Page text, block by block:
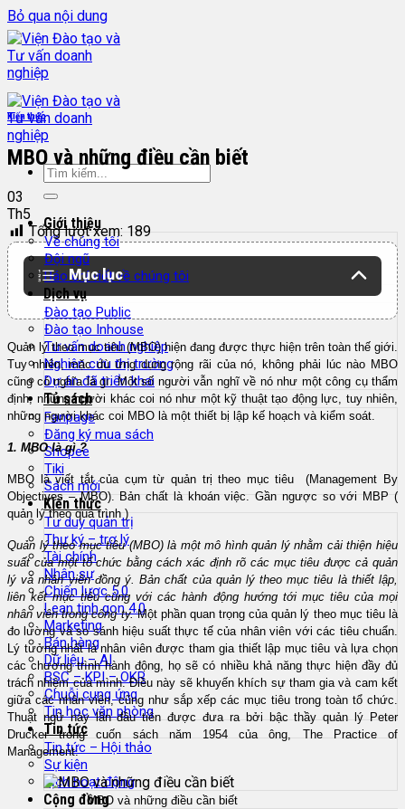
Bỏ qua nội dung
Giới thiệu
Về chúng tôi
Đội ngũ
Báo chí viết về chúng tôi
Dịch vụ
Đào tạo Public
Đào tạo Inhouse
Tư vấn doanh nghiệp
Nghiên cứu thị trường
Dự án đã triển khai
Tủ sách
Fanpage
Đăng ký mua sách
Shopee
Tiki
Sách mới
Kiến thức
Tư duy quản trị
Thư ký – trợ lý
Tài chính
Nhân sự
Chiến lược 5.0
Lean tinh gọn 4.0
Marketing
Bán hàng
Dữ liệu – AI
BSC – KPI – OKR
Chuỗi cung ứng
Tin học văn phòng
Tin tức
Tin tức – Hội thảo
Sự kiện
Lịch hoạt động
Cộng đồng
Kiến thức
MBO và những điều cần biết
03
Th5
Tổng lượt xem: 189
Mục lục
Quản lý theo mục tiêu (MBO) hiện đang được thực hiện trên toàn thế giới.
Tuy nhiên, mặc dù ứng dụng rộng rãi của nó, không phải lúc nào MBO
cũng có nghĩa là gì. Một số người vẫn nghĩ về nó như một công cụ thẩm
định, những người khác coi nó như một kỹ thuật tạo động lực, tuy nhiên,
những người khác coi MBO là một thiết bị lập kế hoạch và kiểm soát.
1. MBO là gì ?
MBO là viết tắt của cụm từ quản trị theo mục tiêu
(Management By
Objectives – MBO). Bản chất là khoán việc. Gần ngược so với MBP (
quản lý theo quá trình )
Quản lý theo mục tiêu (MBO) là một mô hình quản lý nhằm cải thiện hiệu
suất của một tổ chức bằng cách xác định rõ các mục tiêu được cả quản
lý và nhân viên đồng ý.
Bản chất của quản lý theo mục tiêu là thiết lập,
liên kết mục tiêu cùng với các hành động hướng tới mục tiêu của mọi
nhân viên trong công ty.Một phần quan trọng của quản lý theo mục tiêu là
đo lường và so sánh hiệu suất thực tế của nhân viên với các tiêu chuẩn.
Lý tưởng nhất là nhân viên được tham gia thiết lập mục tiêu và lựa chọn
các chương trình hành động, họ sẽ có nhiều khả năng thực hiện đầy đủ
trách nhiệm của mình.Điều này sẽ khuyến khích sự tham gia và cam kết
giữa các nhân viên, cũng như sắp xếp các mục tiêu trong toàn tổ chức.
Thuật ngữ này lần đầu tiên được đưa ra bởi bậc thầy quản lý Peter
Drucker trong cuốn sách năm 1954 của ông, The Practice of
Management.
MBO và những điều cần biết